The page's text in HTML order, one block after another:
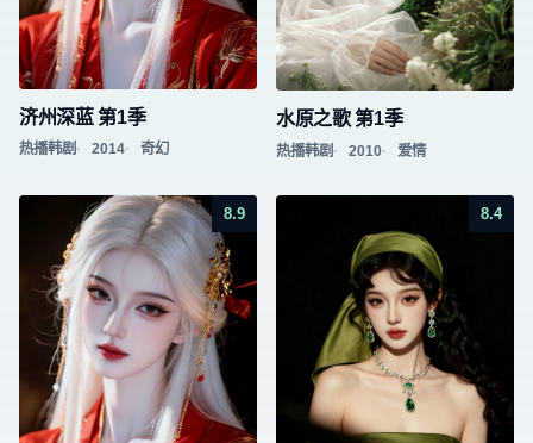
济州深蓝 第1季
热播韩剧 2014 奇幻
水原之歌 第1季
热播韩剧 2010 爱情
8.9 8.4